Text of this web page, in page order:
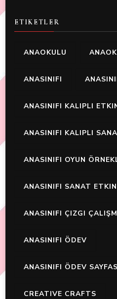
ETIKETLER
ANAOKULU
ANASINIFI
ANASINIFI KALIPLI
ANASINIFI KALIPLI
ANASINIFI OYUN
ANASINIFI SANAT
ANASINIFI ÇIZGI
ANASINIFI ÖDEV
ANASINIFI ÖDEV
CREATIVE CRAFTS